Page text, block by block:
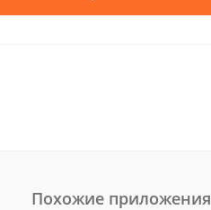
Похожие приложения